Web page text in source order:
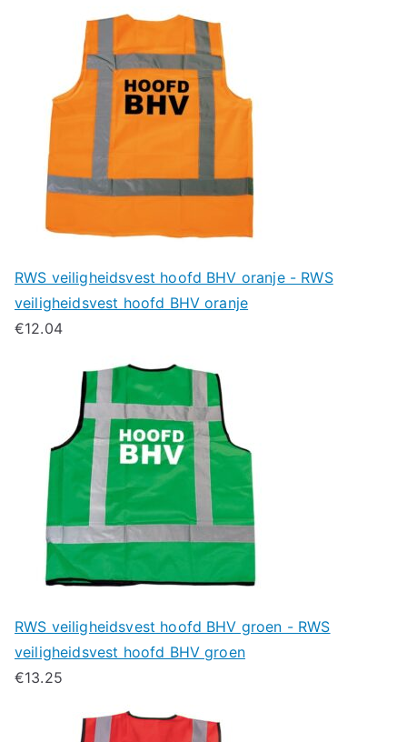
RWS veiligheidsvest hoofd BHV oranje - RWS
veiligheidsvest hoofd BHV oranje
€12.04
RWS veiligheidsvest hoofd BHV groen - RWS
veiligheidsvest hoofd BHV groen
€13.25